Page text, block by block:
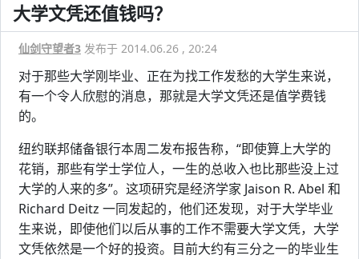
大学文凭还值钱吗？
仙剑守望者3 发布于 2014.06.26 , 20:24
对于那些大学刚毕业、正在为找工作发愁的大学生来说，
有一个令人欣慰的消息，那就是大学文凭还是值学费钱
的。
纽约联邦储备银行本周二发布报告称，“即使算上大学的
花销，那些有学士学位人，一生的总收入也比那些没上过
大学的人来的多”。这项研究是经济学家 Jaison R. Abel 和
Richard Deitz 一同发起的，他们还发现，对于大学毕业
生来说，即使他们以后从事的工作不需要大学文凭，大学
文凭依然是一个好的投资。目前大约有三分之一的毕业生